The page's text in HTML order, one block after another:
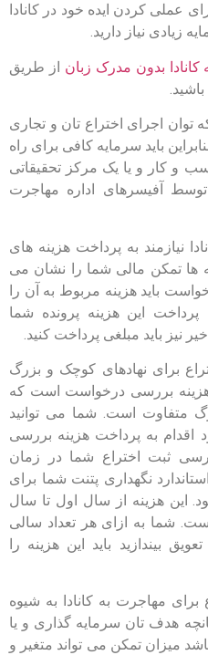
عملی کردن ایده خود در کانادا
زیادی نیاز دارید.
بدون مدرک زبان از طریق
توان اجرای اختراع تان و تجاری
باید سرمایه کافی برای راه
و کار و یا یک مرکز تحقیقاتی
آفیسرهای اداره مهاجرت
نیازمند به پرداخت هزینه های
ها تمکن مالی شما را نشان می
باید هزینه مربوط به آن را
این هزینه پرونده شما
نیز باید مبلغی پرداخت کنید.
برای نهادهای کوچک و بزرگ
هزینه بررسی درخواست است که
متفاوت است. شما می توانید
اقدام به پرداخت هزینه بررسی
ثبت اختراع شما در زمان
نگهداری پتنت شما برای
این هزینه از سال اول تا سال
شما به ازای هر تعداد سالی
بیندازید باید این هزینه را
مهاجرت به کانادا به شیوه
هدف تان سرمایه گذاری و یا
میزان تمکن می تواند متغیر و